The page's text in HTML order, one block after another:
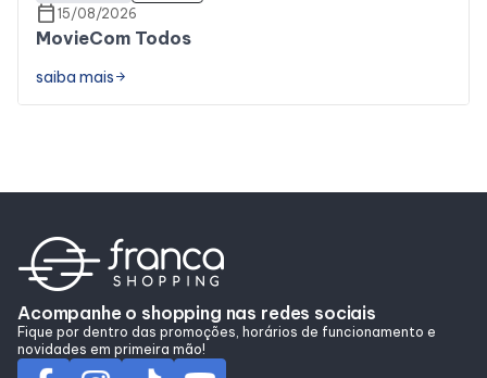
MovieCom Todos
calendar_today 15/08/2026
saiba mais arrow_forward
Acompanhe o shopping nas redes sociais
Fique por dentro das promoções, horários de funcionamento e
novidades em primeira mão!